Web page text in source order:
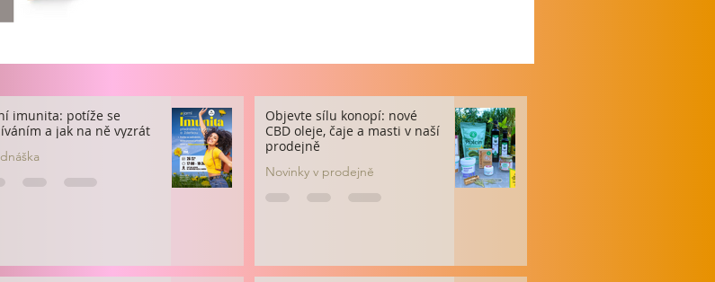
imunita: potíže se
a jak na ně vyzrát
Objevte sílu konopí: nové
CBD oleje, čaje a masti v naší
prodejně
Novinky v prodejně